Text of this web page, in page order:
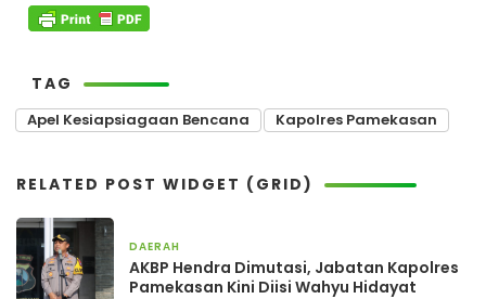
TAG
Apel Kesiapsiagaan Bencana Kapolres Pamekasan
RELATED POST WIDGET (GRID)
DAERAH
AKBP Hendra Dimutasi, Jabatan Kapolres
Pamekasan Kini Diisi Wahyu Hidayat